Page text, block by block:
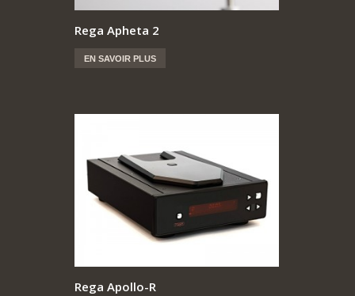
Rega Apheta 2
EN SAVOIR PLUS
Rega Apollo-R